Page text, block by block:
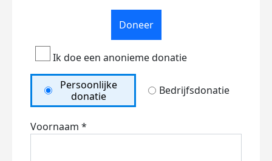
Doneer
Ik doe een anonieme donatie
Persoonlijke
donatie
Bedrijfsdonatie
Voornaam *